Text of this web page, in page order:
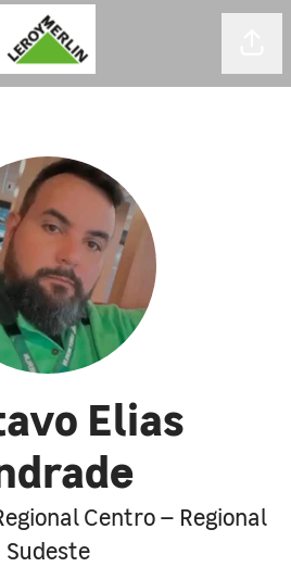
Elias
Centro – Regional
Sudeste